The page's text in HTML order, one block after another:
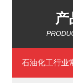
产
石油化工行业